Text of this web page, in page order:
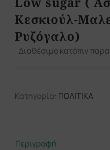
Κεσκιούλ-
Ρυζόγαλο)
Διαθέσιμο κατόπιν
Κατηγορία: ΠΟΛΙΤΙΚΑ
Περιγραφή